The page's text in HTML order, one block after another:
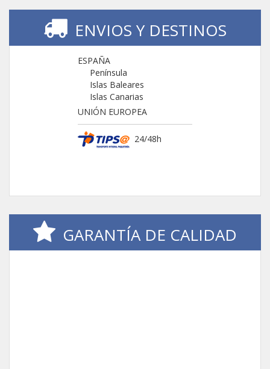
ENVIOS Y DESTINOS
ESPAÑA
Península
Islas Baleares
Islas Canarias
UNIÓN EUROPEA
24/48h
GARANTÍA DE CALIDAD